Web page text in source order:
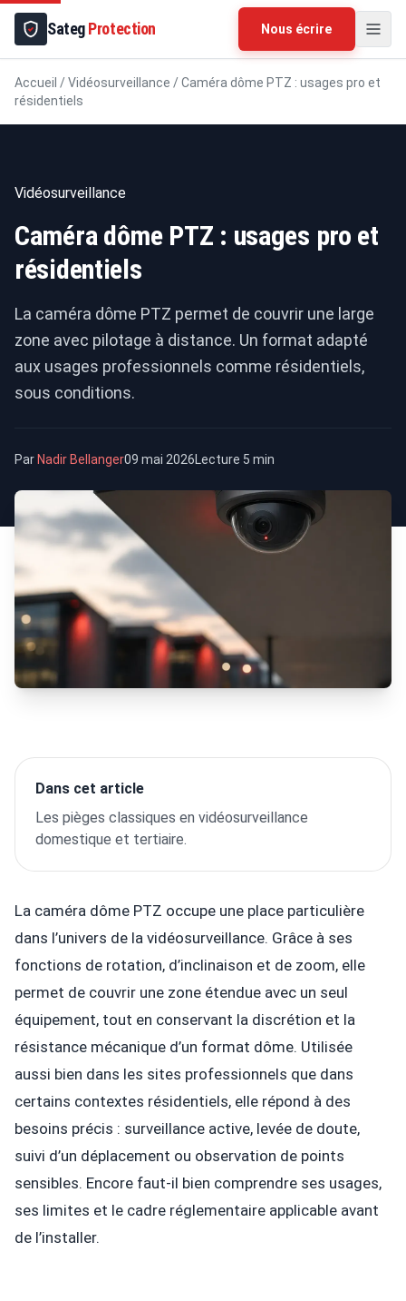
SategProtection Nous écrire
Accueil /Vidéosurveillance /Caméra dôme PTZ : usages pro et
résidentiels
Vidéosurveillance
Caméra dôme PTZ : usages pro et
résidentiels
La caméra dôme PTZ permet de couvrir une large
zone avec pilotage à distance. Un format adapté
aux usages professionnels comme résidentiels,
sous conditions.
Par Nadir Bellanger09 mai 2026Lecture 5 min
Dans cet article
Les pièges classiques en vidéosurveillance
domestique et tertiaire.
La caméra dôme PTZ occupe une place particulière
dans l’univers de la vidéosurveillance. Grâce à ses
fonctions de rotation, d’inclinaison et de zoom, elle
permet de couvrir une zone étendue avec un seul
équipement, tout en conservant la discrétion et la
résistance mécanique d’un format dôme. Utilisée
aussi bien dans les sites professionnels que dans
certains contextes résidentiels, elle répond à des
besoins précis : surveillance active, levée de doute,
suivi d’un déplacement ou observation de points
sensibles. Encore faut-il bien comprendre ses usages,
ses limites et le cadre réglementaire applicable avant
de l’installer.